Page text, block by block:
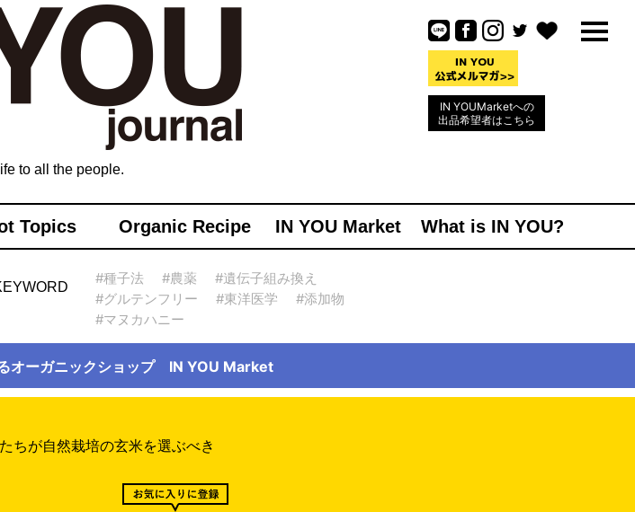
IN YOUMarketへの
出品希望者はこちら
to all the people.
Topics Organic Recipe IN YOU Market What is IN YOU?
#種子法 #農薬
#遺伝子組み換え
#グルテンフリー
#東洋医学
#添加物
#マヌカハニー
オーガニックショップ IN YOU Market
ちが自然栽培の玄米を選ぶべき